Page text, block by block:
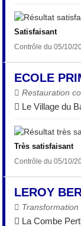
Satisfaisant
Contrôle du 05/10/
ECOLE
Restauration
Le Village du
Très satisfaisant
Contrôle du 05/10/
LEROY
La Combe